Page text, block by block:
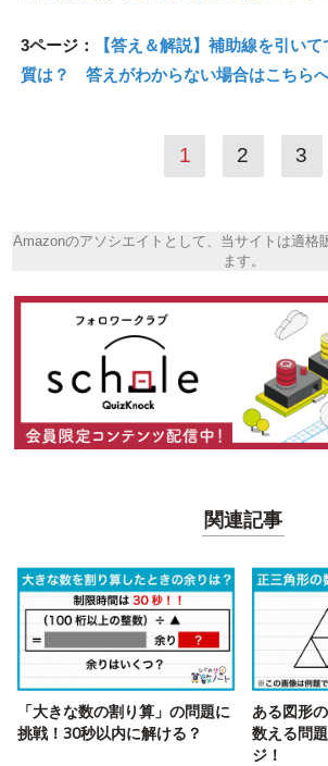
3ページ：
【答え＆解説】補助線を引い
質は？ 答えがわからない場合はこちら
1 2 3
Amazonのアソシエイトとして、当サイトは適格
ます。
関連記事
「大きな数の割り算」の問題に
挑戦！30秒以内に解ける？
ある図形
数える問
ジ！